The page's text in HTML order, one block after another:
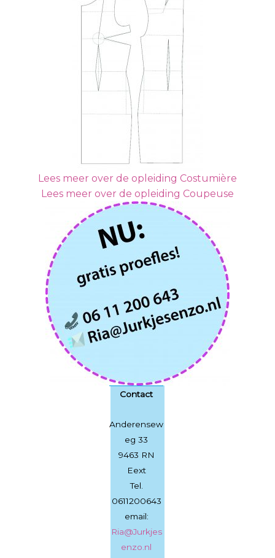
Lees meer over de opleiding Costumière
Lees meer over de opleiding Coupeuse
Contact
Anderensew
eg 33
9463 RN
Eext
Tel.
0611200643
email:
Ria@Jurkjes
enzo.nl